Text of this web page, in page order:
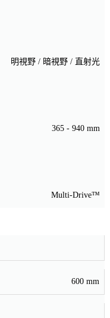
明視野 / 暗視野 / 直射光
365 - 940 mm
Multi-Drive™
600 mm